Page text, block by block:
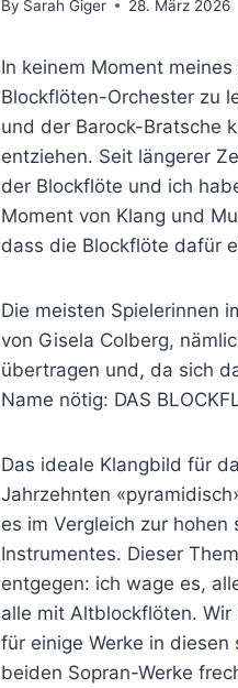
By Sarah Giger 28. März 2026
In keinem Moment
Blockflöten-Orchester zu
und der Barock-Bratsche
entziehen. Seit längerer
der Blockflöte und ich
Moment von Klang und
dass die Blockflöte dafür
Die meisten Spielerinnen
von Gisela Colberg,
übertragen und, da sich
Name nötig: DAS
Das ideale Klangbild für
Jahrzehnten
es im Vergleich zur
Instrumentes. Dieser
entgegen: ich wage es,
alle mit Altblockflöten.
für einige Werke in
beiden Sopran-Werke